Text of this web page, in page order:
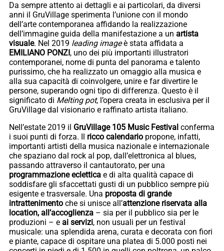
Da sempre attento ai dettagli e ai particolari, da diversi
anni il GruVillage sperimenta l’unione con il mondo
dell’arte contemporanea affidando la realizzazione
dell’immagine guida della manifestazione a un artista
visuale. Nel 2019 leading imageè stata affidata a
EMILIANO PONZI, uno dei più importanti illustratori
contemporanei, nome di punta del panorama e talento
purissimo, che ha realizzato un omaggio alla musica e
alla sua capacità di coinvolgere, unire e far divertire le
persone, superando ogni tipo di differenza. Questo è il
significato di Melting pot, l’opera creata in esclusiva per il
GruVillage dal visionario e raffinato artista italiano.
Nell’estate 2019 il GruVillage 105 Music Festival conferma
i suoi punti di forza. Il ricco calendario propone, infatti,
importanti artisti della musica nazionale e internazionale
che spaziano dal rock al pop, dall’elettronica al blues,
passando attraverso il cantautorato, per una
programmazione eclettica e di alta qualità capace di
soddisfare gli sfaccettati gusti di un pubblico sempre più
esigente e trasversale. Una proposta di grande
intrattenimento che si unisce all’attenzione riservata alla
location, all’accoglienza – sia per il pubblico sia per le
produzioni – e ai servizi, non usuali per un festival
musicale: una splendida arena, curata e decorata con fiori
e piante, capace di ospitare una platea di 5.000 posti nei